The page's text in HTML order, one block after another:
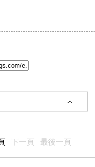
下一頁 最後一頁